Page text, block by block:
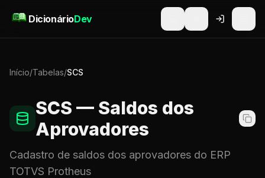
DicionárioDev
Início/Tabelas/SCS
SCS — Saldos dos
Aprovadores
Cadastro de saldos dos aprovadores do ERP
TOTVS Protheus